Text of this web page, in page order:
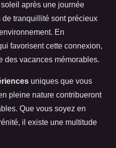
après une journée
tranquillité sont précieux
En
favorisent cette connexion,
des vacances mémorables.
uniques que vous
pleine nature contribueront
Que vous soyez en
il existe une multitude